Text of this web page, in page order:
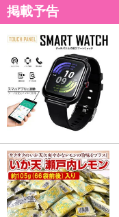
掲載予告